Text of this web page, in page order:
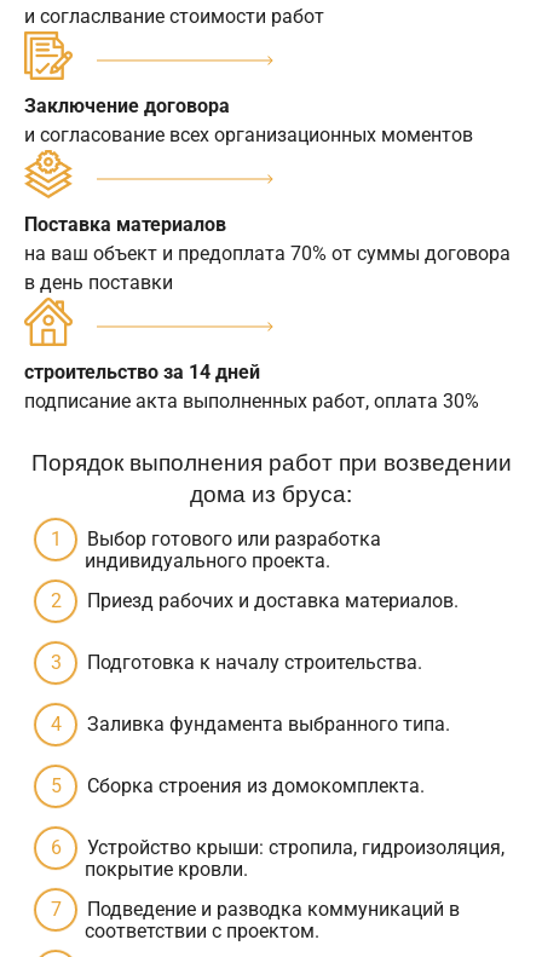
и согласлвание стоимости работ
Заключение договора
и согласование всех организационных моментов
Поставка материалов
на ваш объект и предоплата 70% от суммы договора
в день поставки
строительство за 14 дней
подписание акта выполненных работ, оплата 30%
Порядок выполнения работ при возведении
дома из бруса:
Выбор готового или разработка
индивидуального проекта.
Приезд рабочих и доставка материалов.
Подготовка к началу строительства.
Заливка фундамента выбранного типа.
Сборка строения из домокомплекта.
Устройство крыши: стропила, гидроизоляция,
покрытие кровли.
Подведение и разводка коммуникаций в
соответствии с проектом.